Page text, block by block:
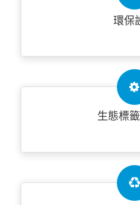
環保
生態標